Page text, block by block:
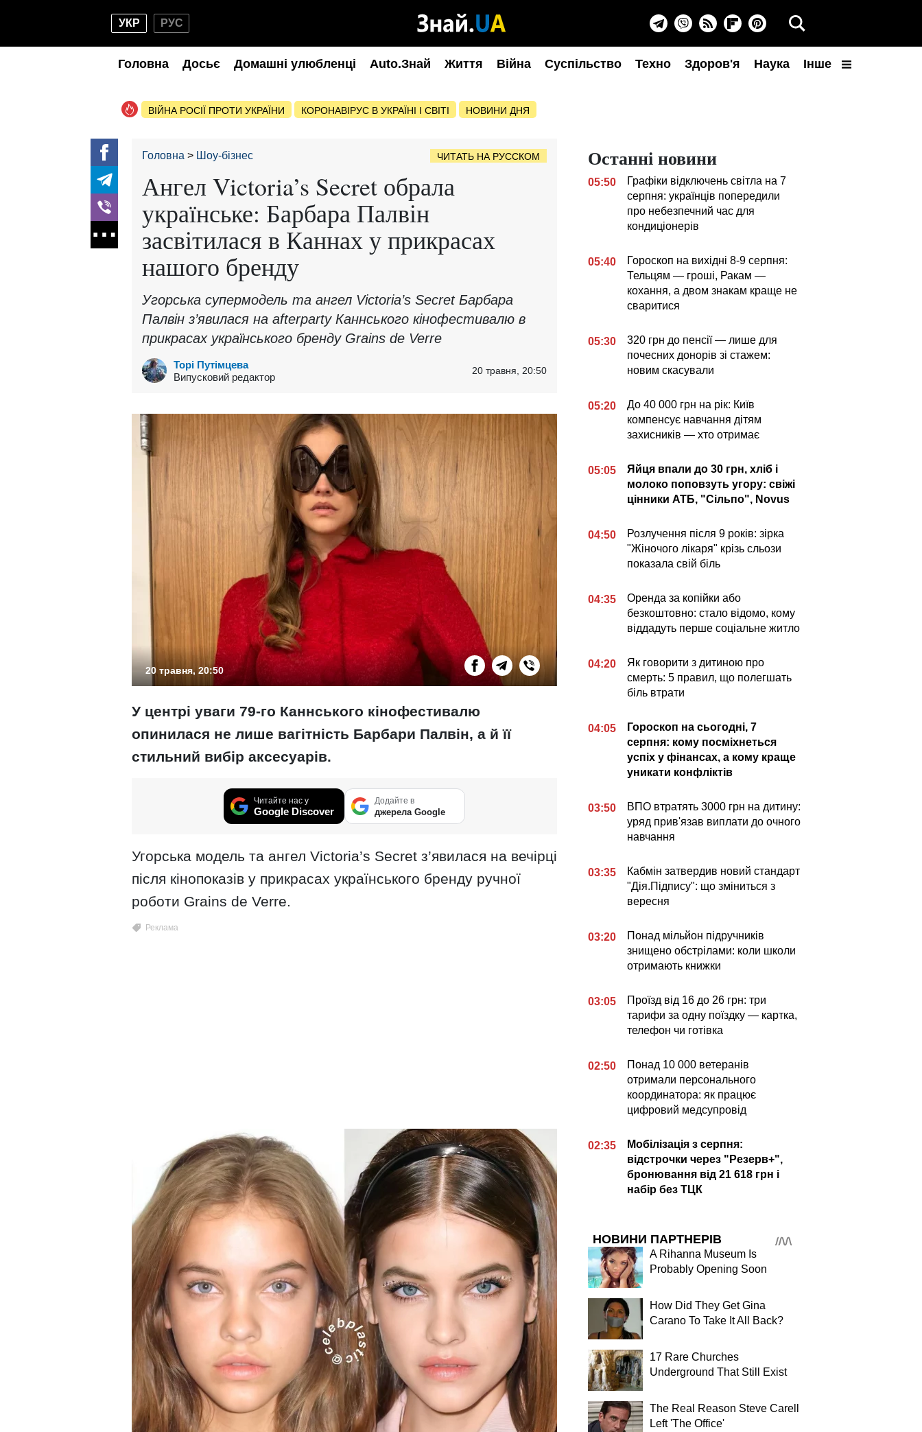
УКР РУС
Головна Досьє Домашні улюбленці Auto.Знай Життя Війна Суспільство Техно Здоров'я Наука Інше
ВІЙНА РОСІЇ ПРОТИ УКРАЇНИ КОРОНАВІРУС В УКРАЇНІ І СВІТІ НОВИНИ ДНЯ
Головна Шоу-бізнес ЧИТАТЬ НА РУССКОМ
Ангел Victoria’s Secret обрала
українське: Барбара Палвін
засвітилася в Каннах у прикрасах
нашого бренду
Угорська супермодель та ангел Victoria’s Secret Барбара
Палвін з’явилася на afterparty Каннського кінофестивалю в
прикрасах українського бренду Grains de Verre
Торі Путімцева
Випусковий редактор
20 травня, 20:50
20 травня, 20:50
У центрі уваги 79-го Каннського кінофестивалю
опинилася не лише вагітність Барбари Палвін, а й її
стильний вибір аксесуарів.
Читайте нас у
Google Discover
Додайте в
джерела Google
Угорська модель та ангел Victoria’s Secret з’явилася на вечірці
після кінопоказів у прикрасах українського бренду ручної
роботи Grains de Verre.
Останні новини
05:50
Графіки відключень світла на 7
серпня: українців попередили
про небезпечний час для
кондиціонерів
05:40
Гороскоп на вихідні 8-9 серпня:
Тельцям — гроші, Ракам —
кохання, а двом знакам краще не
сваритися
05:30
320 грн до пенсії — лише для
почесних донорів зі стажем:
новим скасували
05:20
До 40 000 грн на рік: Київ
компенсує навчання дітям
захисників — хто отримає
05:05
Яйця впали до 30 грн, хліб і
молоко поповзуть угору: свіжі
цінники АТБ, "Сільпо", Novus
04:50
Розлучення після 9 років: зірка
"Жіночого лікаря" крізь сльози
показала свій біль
04:35
Оренда за копійки або
безкоштовно: стало відомо, кому
віддадуть перше соціальне житло
04:20
Як говорити з дитиною про
смерть: 5 правил, що полегшать
біль втрати
04:05
Гороскоп на сьогодні, 7
серпня: кому посміхнеться
успіх у фінансах, а кому краще
уникати конфліктів
03:50
ВПО втратять 3000 грн на дитину:
уряд прив'язав виплати до очного
навчання
03:35
Кабмін затвердив новий стандарт
"Дія.Підпису": що зміниться з
вересня
03:20
Понад мільйон підручників
знищено обстрілами: коли школи
отримають книжки
03:05
Проїзд від 16 до 26 грн: три
тарифи за одну поїздку — картка,
телефон чи готівка
02:50
Понад 10 000 ветеранів
отримали персонального
координатора: як працює
цифровий медсупровід
02:35
Мобілізація з серпня:
відстрочки через "Резерв+",
бронювання від 21 618 грн і
набір без ТЦК
НОВИНИ ПАРТНЕРІВ
A Rihanna Museum Is
Probably Opening Soon
How Did They Get Gina
Carano To Take It All Back?
17 Rare Churches
Underground That Still Exist
The Real Reason Steve Carell
Left 'The Office'